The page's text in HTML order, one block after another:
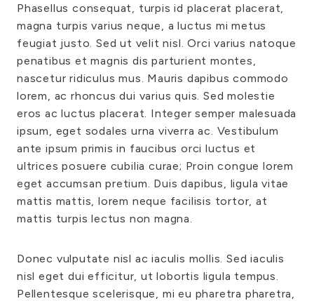
Phasellus consequat, turpis id placerat placerat,
magna turpis varius neque, a luctus mi metus
feugiat justo. Sed ut velit nisl. Orci varius natoque
penatibus et magnis dis parturient montes,
nascetur ridiculus mus. Mauris dapibus commodo
lorem, ac rhoncus dui varius quis. Sed molestie
eros ac luctus placerat. Integer semper malesuada
ipsum, eget sodales urna viverra ac. Vestibulum
ante ipsum primis in faucibus orci luctus et
ultrices posuere cubilia curae; Proin congue lorem
eget accumsan pretium. Duis dapibus, ligula vitae
mattis mattis, lorem neque facilisis tortor, at
mattis turpis lectus non magna.
Donec vulputate nisl ac iaculis mollis. Sed iaculis
nisl eget dui efficitur, ut lobortis ligula tempus.
Pellentesque scelerisque, mi eu pharetra pharetra,